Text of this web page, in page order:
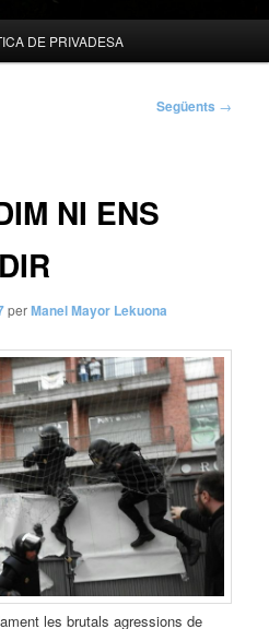
DE PRIVADESA
Següents →
NI ENS
perManel Mayor Lekuona
les brutals agressions de